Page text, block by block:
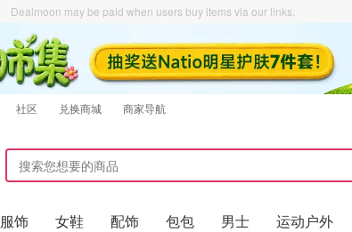
Dealmoon may be paid when users buy items via our links.
社区 兑换商城 商家导航
服饰 女鞋 配饰 包包 男士 运动户外